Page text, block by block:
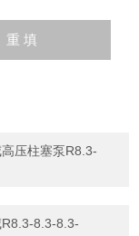
压柱塞泵R8.3-
8.3-8.3-